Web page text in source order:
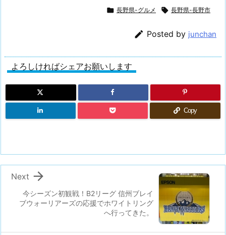
 長野県-グルメ  長野県-長野市
 Posted by junchan
よろしければシェアお願いします
Copy
今シーズン初観戦！B2リーグ 信州ブレイ
ブウォーリアーズの応援でホワイトリング
へ行ってきた。

Next